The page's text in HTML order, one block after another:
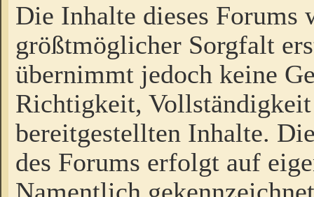
Die Inhalte dieses Forums
größtmöglicher Sorgfalt
übernimmt jedoch keine
Richtigkeit,
bereitgestellten Inhalte.
des Forums erfolgt auf